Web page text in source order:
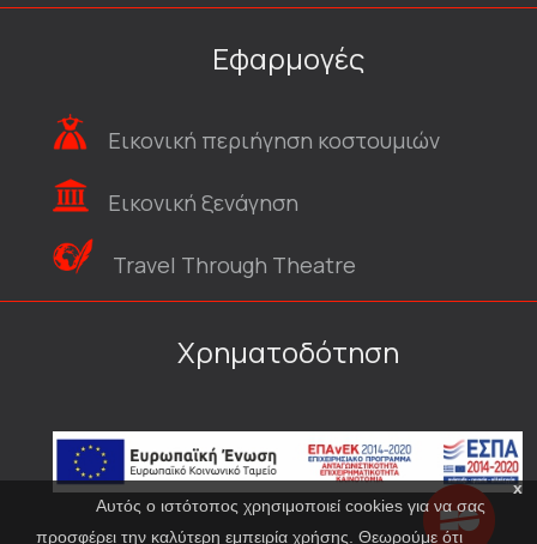
x
Αυτός ο ιστότοπος χρησιμοποιεί cookies για να σας
προσφέρει την καλύτερη εμπειρία χρήσης. Θεωρούμε ότι
Εφαρμογές
Εικονική περιήγηση κοστουμιών
Εικονική ξενάγηση
Travel Through Theatre
Χρηματοδότηση